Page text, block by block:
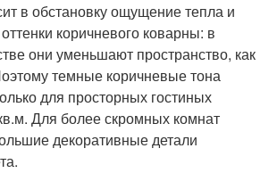
в обстановку ощущение тепла и
коричневого коварны: в
они уменьшают пространство, как
темные коричневые тона
для просторных гостиных
Для более скромных комнат
декоративные детали